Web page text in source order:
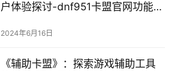
户体验探讨-dnf951卡盟官网功能与
2024年6月16日
《辅助卡盟》：探索游戏辅助工具